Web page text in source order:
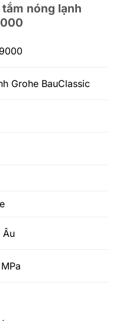
nóng lạnh
Grohe BauClassic
Âu